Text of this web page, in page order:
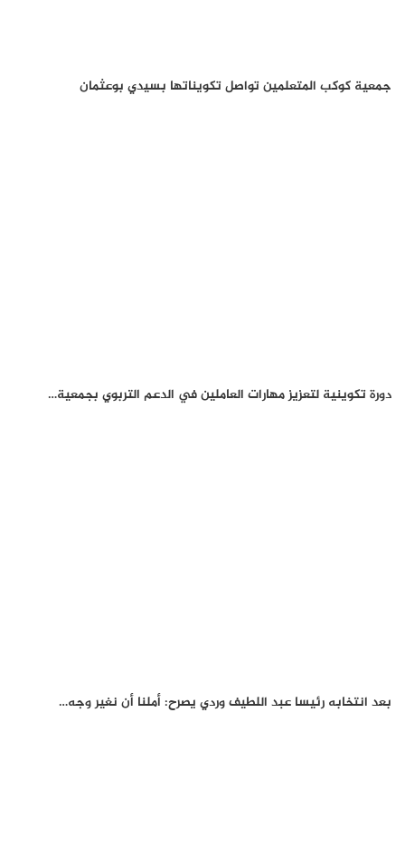
جمعية كوكب المتعلمين تواصل تكويناتها بسيدي بوعثمان
دورة تكوينية لتعزيز مهارات العاملين في الدعم التربوي بجمعية…
بعد انتخابه رئيسا عبد اللطيف وردي يصرح: أملنا أن نغير وجه…